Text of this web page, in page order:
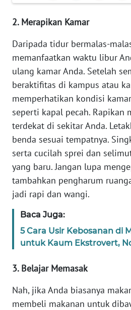
2. Merapikan Kamar
Daripada tidur bermalas-
memanfaatkan waktu libur
ulang kamar Anda. Setelah
beraktifitas di kampus atau
memperhatikan kondisi
seperti kapal pecah. Rapikan
terdekat di sekitar Anda.
benda sesuai tempatnya.
serta cucilah sprei dan
yang baru. Jangan lupa
tambahkan pengharum
jadi rapi dan wangi.
Baca Juga:
5 Cara Usir Kebosanan di
untuk Kaum Ekstrovert,
3. Belajar Memasak
Nah, jika Anda biasanya
membeli makanan untuk
OPINI
EDITORIAL
Informasi
INDEKS
BERITA
KONTAK
KAMI
INFO
TENTANG
KAMI
PEDOMAN
SIBER